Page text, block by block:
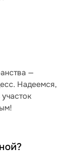
—
Надеемся,